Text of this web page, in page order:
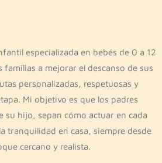
especializada en bebés de 0 a 12
familias a mejorar el descanso de sus
personalizadas, respetuosas y
Mi objetivo es que los padres
su hijo, sepan cómo actuar en cada
tranquilidad en casa, siempre desde
cercano y realista.